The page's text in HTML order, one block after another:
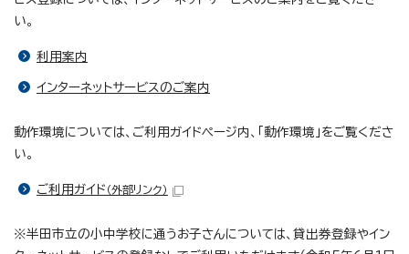
い。
利用案内
インターネットサービスのご案内
動作環境については、ご利用ガイドページ内、「動作環境」をご覧くださ
い。
ご利用ガイド （外部リンク）
※半田市立の小中学校に通うお子さんについては、貸出券登録やイン